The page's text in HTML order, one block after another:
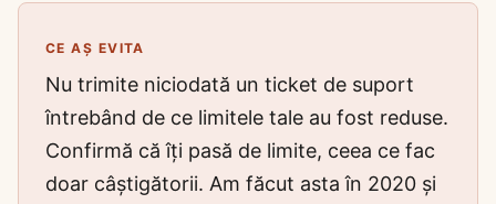
CE AȘ EVITA
Nu trimite niciodată un ticket de suport
întrebând de ce limitele tale au fost reduse.
Confirmă că îți pasă de limite, ceea ce fac
doar câștigătorii. Am făcut asta în 2020 și